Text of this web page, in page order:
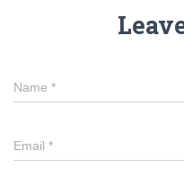
Name *
Email *